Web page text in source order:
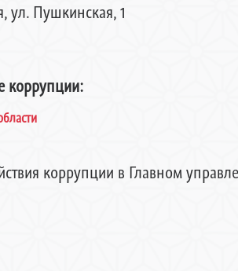
ул. Пушкинская, 1
коррупции:
коррупции в Главном